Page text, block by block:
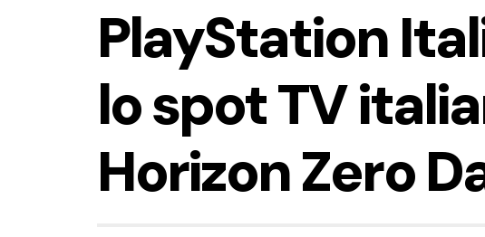
PlayStation
lo spot TV
Horizon Zero